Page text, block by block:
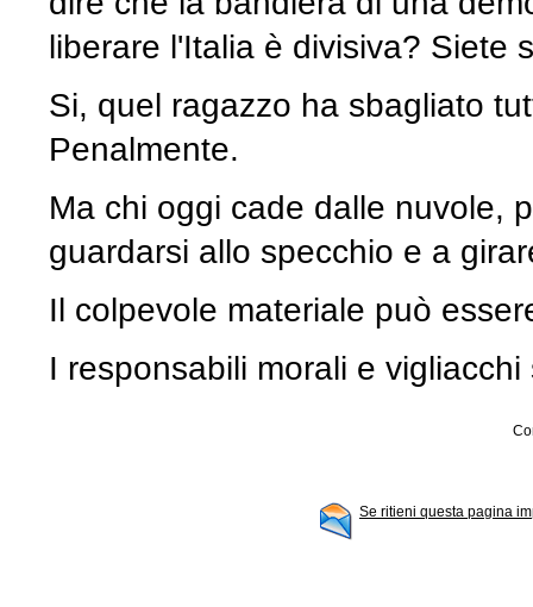
liberare l'Italia è divisiva? Siete
Si, quel ragazzo ha sbagliato
Penalmente.
Ma chi oggi cade dalle
guardarsi allo specchio e a
Il colpevole materiale può
I responsabili morali e
Se ritieni questa pagina